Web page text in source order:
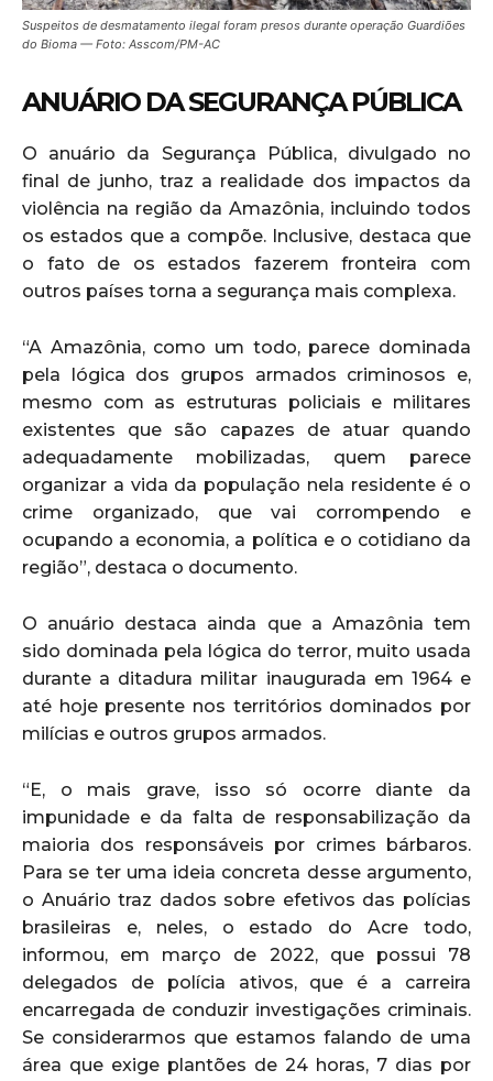
Suspeitos de desmatamento ilegal foram presos durante operação Guardiões
do Bioma — Foto: Asscom/PM-AC
ANUÁRIO DA SEGURANÇA PÚBLICA
O anuário da Segurança Pública, divulgado no
final de junho, traz a realidade dos impactos da
violência na região da Amazônia, incluindo todos
os estados que a compõe. Inclusive, destaca que
o fato de os estados fazerem fronteira com
outros países torna a segurança mais complexa.
“A Amazônia, como um todo, parece dominada
pela lógica dos grupos armados criminosos e,
mesmo com as estruturas policiais e militares
existentes que são capazes de atuar quando
adequadamente mobilizadas, quem parece
organizar a vida da população nela residente é o
crime organizado, que vai corrompendo e
ocupando a economia, a política e o cotidiano da
região”, destaca o documento.
O anuário destaca ainda que a Amazônia tem
sido dominada pela lógica do terror, muito usada
durante a ditadura militar inaugurada em 1964 e
até hoje presente nos territórios dominados por
milícias e outros grupos armados.
“E, o mais grave, isso só ocorre diante da
impunidade e da falta de responsabilização da
maioria dos responsáveis por crimes bárbaros.
Para se ter uma ideia concreta desse argumento,
o Anuário traz dados sobre efetivos das polícias
brasileiras e, neles, o estado do Acre todo,
informou, em março de 2022, que possui 78
delegados de polícia ativos, que é a carreira
encarregada de conduzir investigações criminais.
Se considerarmos que estamos falando de uma
área que exige plantões de 24 horas, 7 dias por